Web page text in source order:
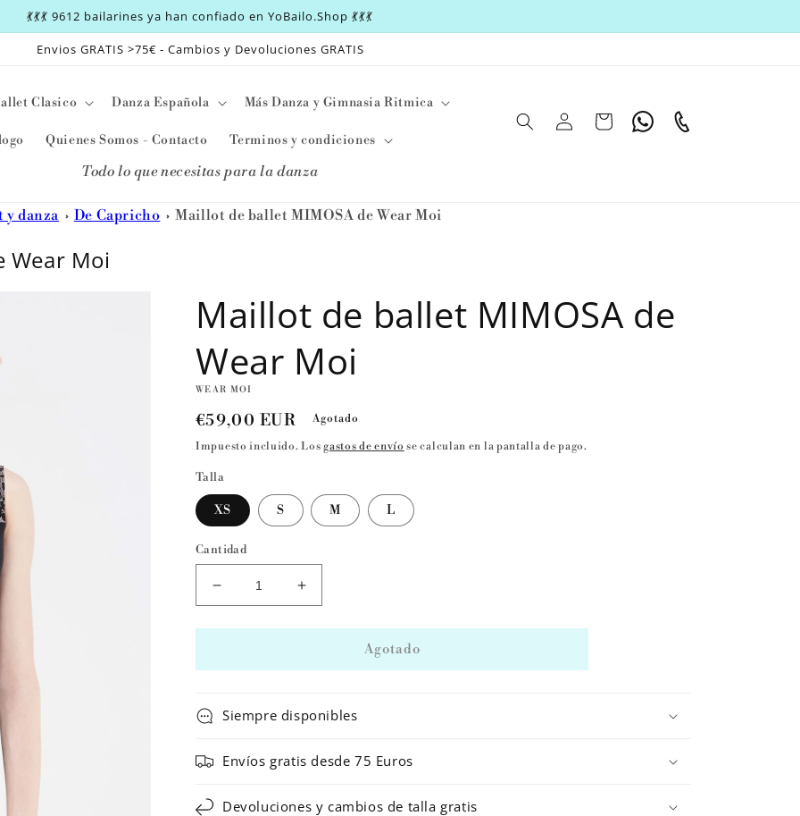
💃💃💃 9612 bailarines ya han confiado en YoBailo.Shop 💃💃💃
Envios GRATIS >75€ - Cambios y Devoluciones GRATIS
Clasico Danza Española Más Danza y Gimnasia Ritmica
Quienes Somos - Contacto Terminos y condiciones
Iniciar
sesión
CarritoWhatsappTeléfono
Todo lo que necesitas para la danza
y danza De Capricho Maillot de ballet MIMOSA de Wear Moi
Wear Moi
Maillot de ballet MIMOSA de
Wear Moi
WEAR MOI
Precio
habitual
€59,00 EUR Agotado
Impuesto incluido. Losgastos de envío se calculan en la pantalla de pago.
Talla
XS S M L
Cantidad
Reducir
cantidad
para
de
de
Moi
Aumentar
cantidad
para
de
MIMOSA
de
Moi
Agotado
Siempre disponibles
Envíos gratis desde 75 Euros
Devoluciones y cambios de talla gratis